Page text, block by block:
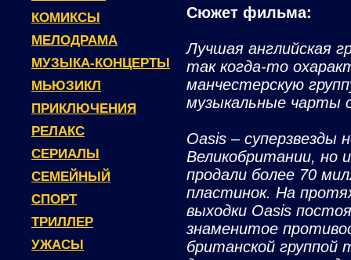
КОМИКСЫ
МЕЛОДРАМА
МУЗЫКА-КОНЦЕРТЫ
МЬЮЗИКЛ
ПРИКЛЮЧЕНИЯ
РЕЛАКС
СЕРИАЛЫ
СЕМЕЙНЫЙ
СПОРТ
ТРИЛЛЕР
УЖАСЫ
Сюжет фильма:
Лучшая английская
так когда-то
манчестерскую
музыкальные чарты
Oasis – суперзвезды
Великобритании, но
продали более 70
пластинок. На
выходки Oasis
знаменитое
британской группой